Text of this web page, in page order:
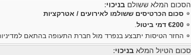
הסכום המלא ששולם בניכוי:
סכום הכרטיסים ששולמו לאירועים / אטרקציות
€200 דמי ביטול
החזר הטיסות יתבצע בנפרד מול חברת התעופה בהתאם
סכום הטיול המלא בניכוי: